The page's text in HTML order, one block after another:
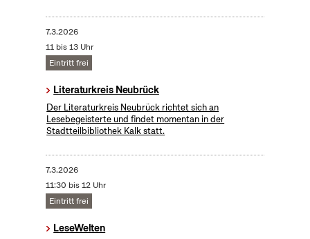
7.3.2026
11 bis 13 Uhr
Eintritt frei
Literaturkreis Neubrück
Der Literaturkreis Neubrück richtet sich an
Lesebegeisterte und findet momentan in der
Stadtteilbibliothek Kalk statt.
7.3.2026
11:30 bis 12 Uhr
Eintritt frei
LeseWelten